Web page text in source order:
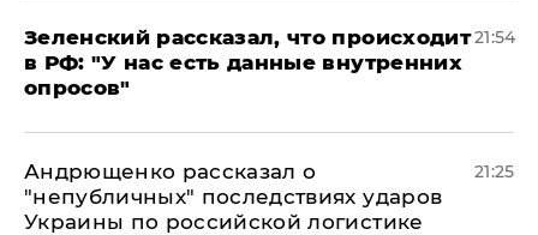
​Зеленский рассказал, что происходит
в РФ: "У нас есть данные внутренних
опросов"
21:54
Андрющенко рассказал о
"непубличных" последствиях ударов
Украины по российской логистике
21:25